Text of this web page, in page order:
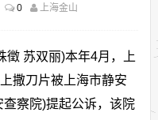
0 上海金山
苏双丽)本年4月，上
撒刀片被上海市静安
察院)提起公诉，该院